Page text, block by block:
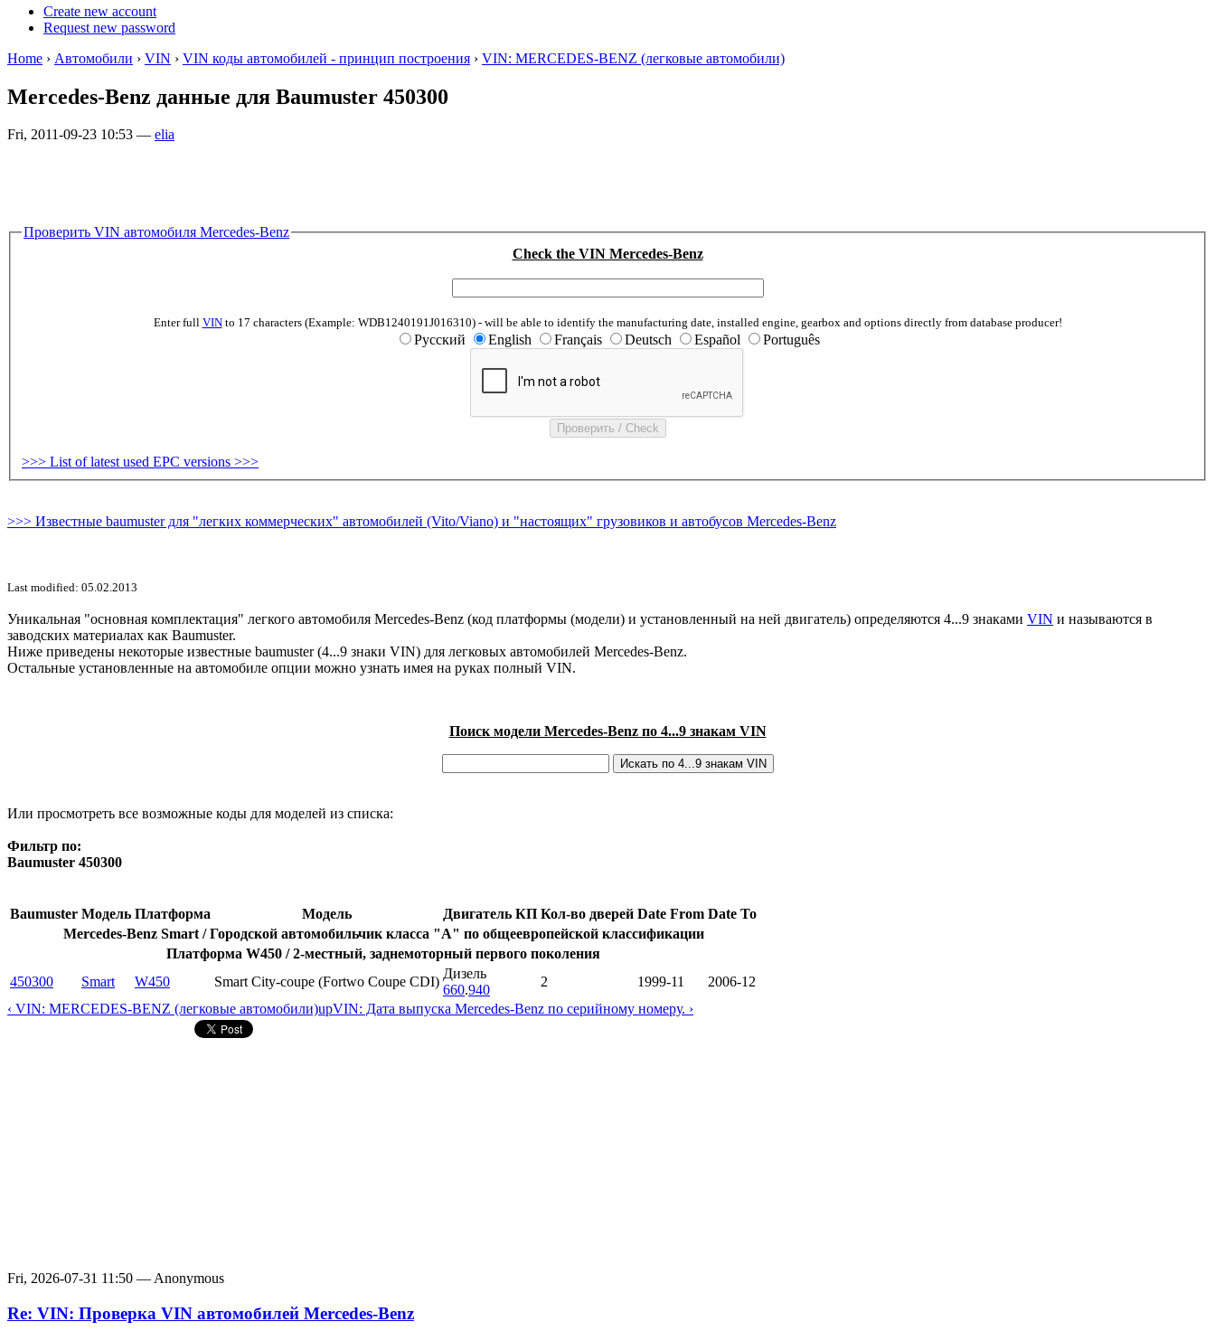
Create new account
Request new password
Home › Автомобили › VIN › VIN коды автомобилей - принцип построения › VIN: MERCEDES-BENZ (легковые автомобили)
Mercedes-Benz данные для Baumuster 450300
Fri, 2011-09-23 10:53 — elia
Проверить VIN автомобиля Mercedes-Benz
Check the VIN Mercedes-Benz
Enter full VINto 17 characters (Example: WDB1240191J016310) - will be able to identify the manufacturing date, installed engine, gearbox and options directly from database producer!
Русский English Français Deutsch Español Português
>>> List of latest used EPC versions >>>
>>> Известные baumuster для "легких коммерческих" автомобилей (Vito/Viano) и "настоящих" грузовиков и автобусов Mercedes-Benz
Last modified: 05.02.2013
Уникальная "основная комплектация" легкого автомобиля Mercedes-Benz (код платформы (модели) и установленный на ней двигатель) определяются 4...9 знаками VIN и называются в
заводских материалах как Baumuster.
Ниже приведены некоторые известные baumuster (4...9 знаки VIN) для легковых автомобилей Mercedes-Benz.
Остальные установленные на автомобиле опции можно узнать имея на руках полный VIN.
Поиск модели Mercedes-Benz по 4...9 знакам VIN
Или просмотреть все возможные коды для моделей из списка:
Фильтр по:
Baumuster 450300
Baumuster Модель Платформа Модель Двигатель КП Кол-во дверей Date From Date To
Mercedes-Benz Smart / Городской автомобильчик класса "A" по общеевропейской классификации
Платформа W450 / 2-местный, заднемоторный первого поколения
450300
Smart W450 Smart City-coupe (Fortwo Coupe CDI)
Дизель
660.940
2 1999-11
2006-12
‹ VIN: MERCEDES-BENZ (легковые автомобили)upVIN: Дата выпуска Mercedes-Benz по серийному номеру. ›
Fri, 2026-07-31 11:50 — Anonymous
Re: VIN: Проверка VIN автомобилей Mercedes-Benz